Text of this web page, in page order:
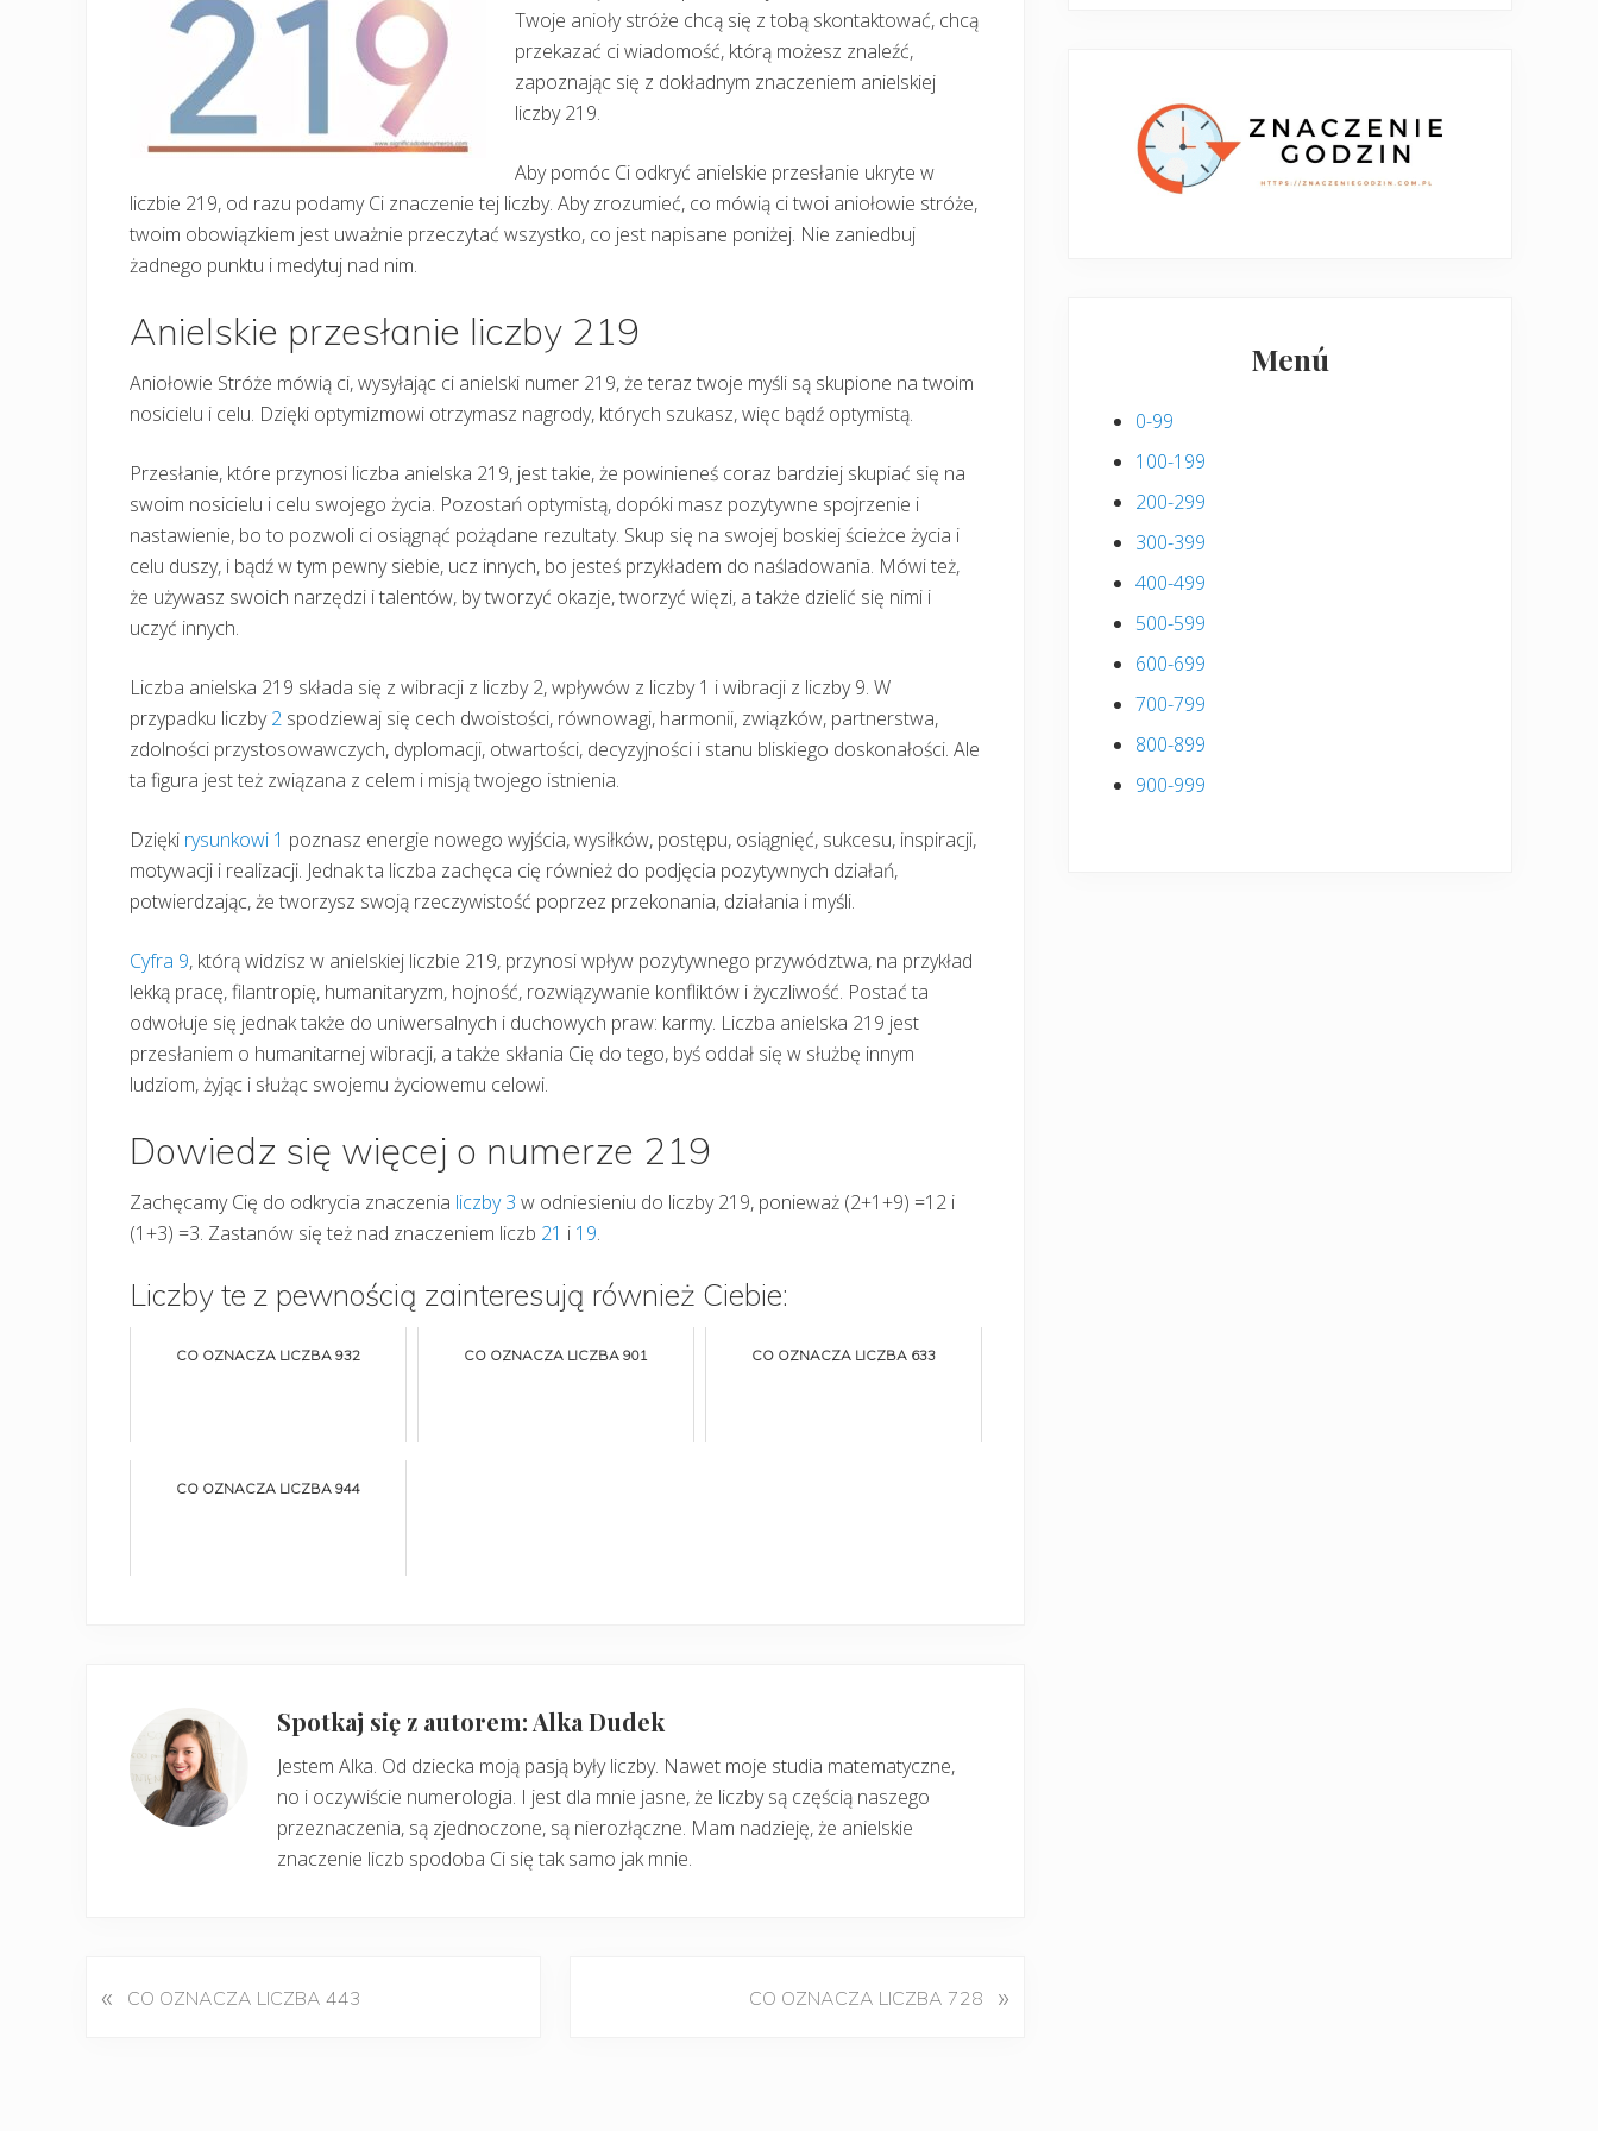
Twoje anioły stróże chcą się z tobą skontaktować, chcą
przekazać ci wiadomość, którą możesz znaleźć,
zapoznając się z dokładnym znaczeniem anielskiej
liczby 219.
Aby pomóc Ci odkryć anielskie przesłanie ukryte w
liczbie 219, od razu podamy Ci znaczenie tej liczby. Aby zrozumieć, co mówią ci twoi aniołowie stróże,
twoim obowiązkiem jest uważnie przeczytać wszystko, co jest napisane poniżej. Nie zaniedbuj
żadnego punktu i medytuj nad nim.
Anielskie przesłanie liczby 219
Aniołowie Stróże mówią ci, wysyłając ci anielski numer 219, że teraz twoje myśli są skupione na twoim
nosicielu i celu. Dzięki optymizmowi otrzymasz nagrody, których szukasz, więc bądź optymistą.
Przesłanie, które przynosi liczba anielska 219, jest takie, że powinieneś coraz bardziej skupiać się na
swoim nosicielu i celu swojego życia. Pozostań optymistą, dopóki masz pozytywne spojrzenie i
nastawienie, bo to pozwoli ci osiągnąć pożądane rezultaty. Skup się na swojej boskiej ścieżce życia i
celu duszy, i bądź w tym pewny siebie, ucz innych, bo jesteś przykładem do naśladowania. Mówi też,
że używasz swoich narzędzi i talentów, by tworzyć okazje, tworzyć więzi, a także dzielić się nimi i
uczyć innych.
Liczba anielska 219 składa się z wibracji z liczby 2, wpływów z liczby 1 i wibracji z liczby 9. W
przypadku liczby2 spodziewaj się cech dwoistości, równowagi, harmonii, związków, partnerstwa,
zdolności przystosowawczych, dyplomacji, otwartości, decyzyjności i stanu bliskiego doskonałości. Ale
ta figura jest też związana z celem i misją twojego istnienia.
Dzięki rysunkowi 1 poznasz energie nowego wyjścia, wysiłków, postępu, osiągnięć, sukcesu, inspiracji,
motywacji i realizacji. Jednak ta liczba zachęca cię również do podjęcia pozytywnych działań,
potwierdzając, że tworzysz swoją rzeczywistość poprzez przekonania, działania i myśli.
Cyfra 9, którą widzisz w anielskiej liczbie 219, przynosi wpływ pozytywnego przywództwa, na przykład
lekką pracę, filantropię, humanitaryzm, hojność, rozwiązywanie konfliktów i życzliwość. Postać ta
odwołuje się jednak także do uniwersalnych i duchowych praw: karmy. Liczba anielska 219 jest
przesłaniem o humanitarnej wibracji, a także skłania Cię do tego, byś oddał się w służbę innym
ludziom, żyjąc i służąc swojemu życiowemu celowi.
Dowiedz się więcej o numerze 219
Zachęcamy Cię do odkrycia znaczenia liczby 3 w odniesieniu do liczby 219, ponieważ (2+1+9) =12 i
(1+3) =3. Zastanów się też nad znaczeniem liczb 21 i 19.
Liczby te z pewnością zainteresują również Ciebie:
CO OZNACZA LICZBA 932 CO OZNACZA LICZBA 901 CO OZNACZA LICZBA 633
CO OZNACZA LICZBA 944
Spotkaj się z autorem: Alka Dudek
Jestem Alka. Od dziecka moją pasją były liczby. Nawet moje studia matematyczne,
no i oczywiście numerologia. I jest dla mnie jasne, że liczby są częścią naszego
przeznaczenia, są zjednoczone, są nierozłączne. Mam nadzieję, że anielskie
znaczenie liczb spodoba Ci się tak samo jak mnie.
P
« CO OZNACZA LICZBA 443 CO OZNACZA LICZBA 728 »
Menú
0-99
100-199
200-299
300-399
400-499
500-599
600-699
700-799
800-899
900-999